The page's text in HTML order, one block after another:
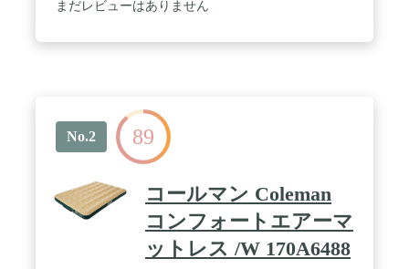
別売りのモバイルポンプを使用することで、より簡
単に空気を入れたり抜いたりすることができます。
まだレビューはありません
No.2 89
コールマン Coleman
コンフォートエアーマ
ットレス /W 170A6488